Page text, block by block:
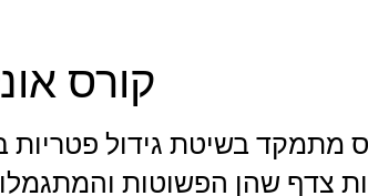
קורס
מתמקד בשיטת גידול פטריות
צדף שהן הפשוטות